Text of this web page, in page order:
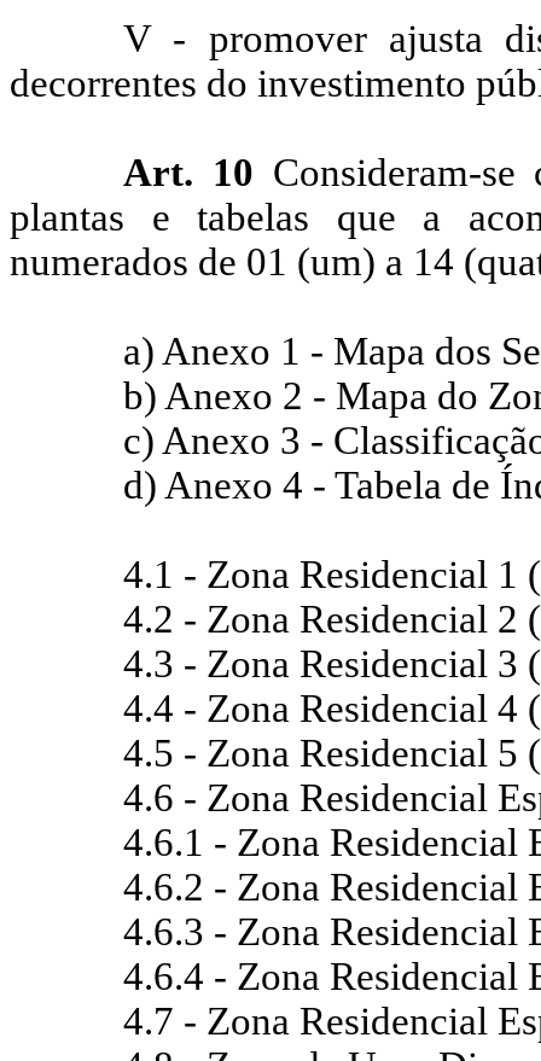
V - promover ajusta
decorrentes do investimento
Art. 10 Consideram-
plantas e tabelas que a
numerados de 01 (um) a 14
a) Anexo 1 - Mapa dos
b) Anexo 2 - Mapa do
c) Anexo 3 -
d) Anexo 4 - Tabela de
4.1 - Zona Residencial 1
4.2 - Zona Residencial 2
4.3 - Zona Residencial 3
4.4 - Zona Residencial 4
4.5 - Zona Residencial 5
4.6 - Zona Residencial
4.6.1 - Zona Residencial
4.6.2 - Zona Residencial
4.6.3 - Zona Residencial
4.6.4 - Zona Residencial
4.7 - Zona Residencial